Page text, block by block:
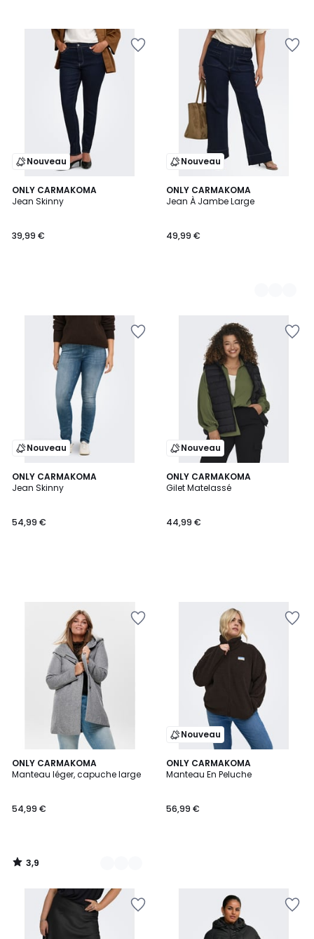
Nouveau
ONLY CARMAKOMA
Jean Skinny
39,99 €
Nouveau
ONLY CARMAKOMA
Jean À Jambe Large
49,99 €
3
Couleurs
Nouveau
ONLY CARMAKOMA
Jean Skinny
54,99 €
Nouveau
ONLY CARMAKOMA
Gilet Matelassé
44,99 €
ONLY CARMAKOMA
Manteau léger, capuche large
54,99 €
3,9
/ 5
4
Couleurs
3,9
/
Nouveau
ONLY CARMAKOMA
Manteau En Peluche
56,99 €